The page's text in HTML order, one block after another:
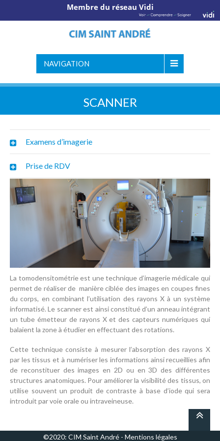
Membre du réseau Vidi
NAVIGATION
SCANNER
Examens d’imagerie
Prise de RDV
La tomodensitométrie est une technique d’imagerie médicale qui
permet de réaliser de manière ciblée des images en coupes fines
du corps, en combinant l’utilisation des rayons X à un système
informatisé. Le scanner est ainsi constitué d’un anneau intégrant
un tube émetteur de rayons X et des capteurs numériques qui
balaient la zone à étudier en effectuant des rotations.
Cette technique consiste à mesurer l’absorption des rayons X
par les tissus et à numériser les informations ainsi recueillies afin
de reconstituer des images en 2D ou en 3D des différentes
structures anatomiques. Pour améliorer la visibilité des tissus, on
utilise souvent un produit de contraste à base d’iode qui sera
introduit par voie orale ou intraveineuse.
©2020: CIM Saint André - Mentions légales